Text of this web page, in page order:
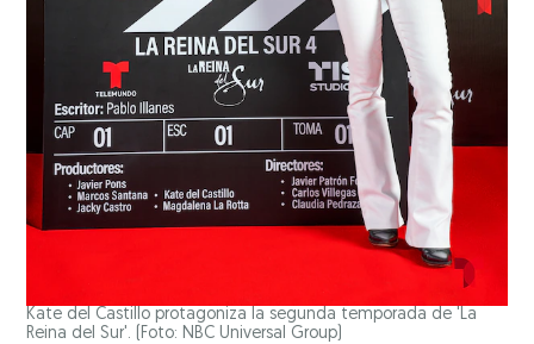
Kate del Castillo protagoniza la segunda temporada de 'La
Reina del Sur'. (Foto: NBC Universal Group)